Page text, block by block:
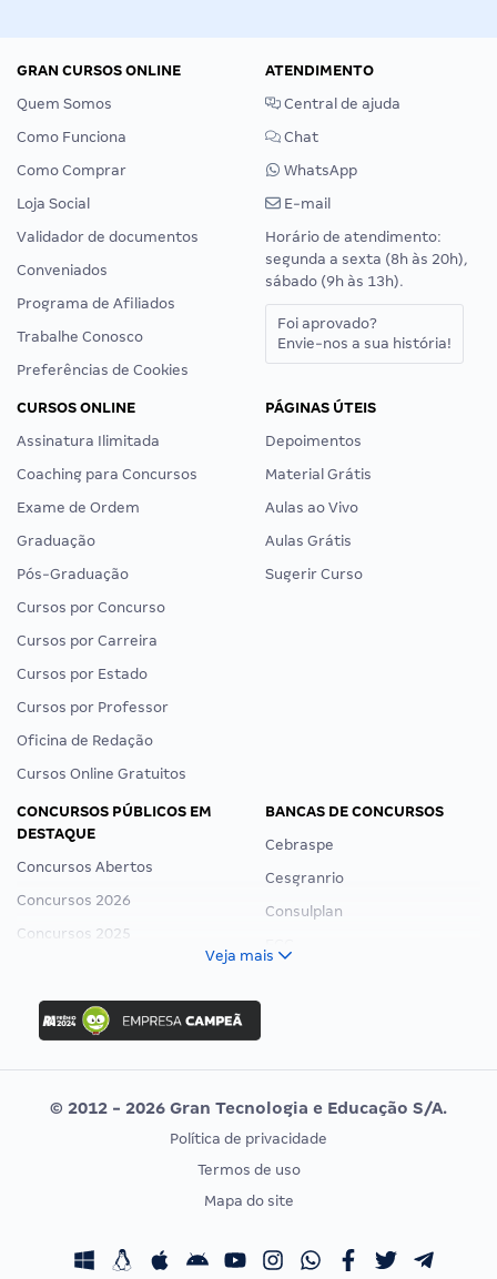
GRAN CURSOS ONLINE
Quem Somos
Como Funciona
Como Comprar
Loja Social
Validador de documentos
Conveniados
Programa de Afiliados
Trabalhe Conosco
Preferências de Cookies
ATENDIMENTO
Central de ajuda
Chat
WhatsApp
E-mail
Horário de atendimento:
segunda a sexta (8h às 20h),
sábado (9h às 13h).
Foi aprovado?
Envie-nos a sua história!
CURSOS ONLINE
Assinatura Ilimitada
Coaching para Concursos
Exame de Ordem
Graduação
Pós-Graduação
Cursos por Concurso
Cursos por Carreira
Cursos por Estado
Cursos por Professor
Oficina de Redação
Cursos Online Gratuitos
PÁGINAS ÚTEIS
Depoimentos
Material Grátis
Aulas ao Vivo
Aulas Grátis
Sugerir Curso
CONCURSOS PÚBLICOS EM
DESTAQUE
Concursos Abertos
Concursos 2026
Concursos 2025
Concurso Ibama
Concurso MPU
Editais publicados
BANCAS DE CONCURSOS
Cebraspe
Cesgranrio
Consulplan
Vunesp
CONCURSOS POR PROFISSÃO
Concursos Fiscais
EXAME DE ORDEM
Calendário OAB
Veja mais
© 2012 - 2026 Gran Tecnologia e Educação S/A.
Política de privacidade
Termos de uso
Mapa do site